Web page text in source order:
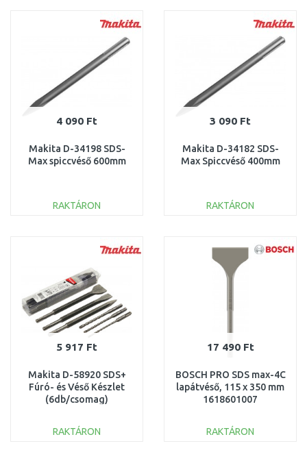
Összehasonlítás Összehasonlítás
4 090 Ft
Makita D-34198 SDS-
Max spiccvéső 600mm
RAKTÁRON
Összehasonlítás
3 090 Ft
Makita D-34182 SDS-
Max Spiccvéső 400mm
RAKTÁRON
Összehasonlítás
5 917 Ft
Makita D-58920 SDS+
Fúró- és Véső Készlet
(6db/csomag)
RAKTÁRON
17 490 Ft
BOSCH PRO SDS max-4C
lapátvéső, 115 x 350 mm
1618601007
RAKTÁRON